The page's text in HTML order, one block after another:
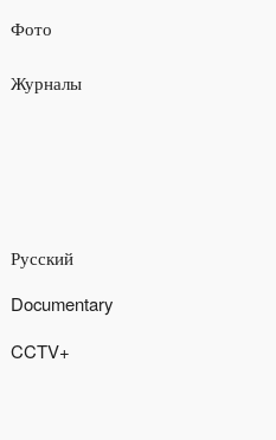
Фото
Журналы
Русский
Documentary
CCTV+